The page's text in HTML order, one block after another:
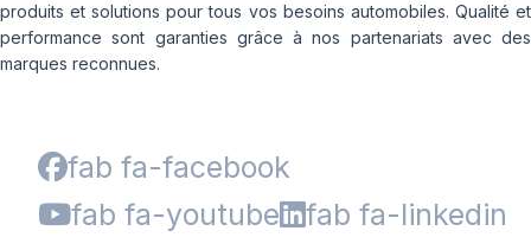
produits et solutions pour tous vos besoins automobiles. Qualité et
performance sont garanties grâce à nos partenariats avec des
marques reconnues.
fab fa-facebook
fab fa-youtube
fab fa-linkedin